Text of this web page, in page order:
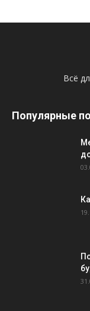
Всё
Популярные